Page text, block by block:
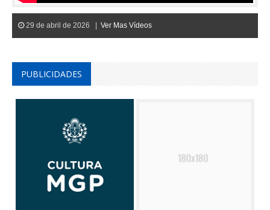
29 de abril de 2026 | Ver Mas Vídeos
PUBLICIDADES